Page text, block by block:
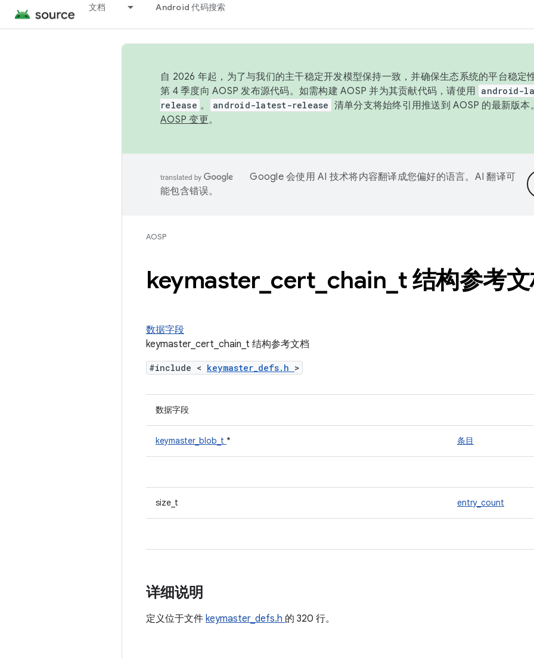
文档 Android 代码搜索
自 2026 年起，为了与我们的主干稳定开发模型保持一致，并确保生态系统的平台稳定
第 4 季度向 AOSP 发布源代码。如需构建 AOSP 并为其贡献代码，请使用 android-
release 。 android-latest-release 清单分支将始终引用推送到 AOSP 的最新版
AOSP 变更。
Google 会使用 AI 技术将内容翻译成您偏好的语言。AI 翻译可
能包含错误。
AOSP
keymaster_ cert chain t 结构参考
数据字段
keymaster_cert_chain_t 结构参考文档
#include < keymaster_defs.h >
数据字段
keymaster_blob_t * 条目
size_t entry_count
详细说明
定义位于文件 keymaster_defs.h 的 320 行。